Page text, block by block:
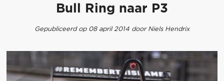
Bull Ring naar P3
Gepubliceerd op 08 april 2014 door Niels Hendrix